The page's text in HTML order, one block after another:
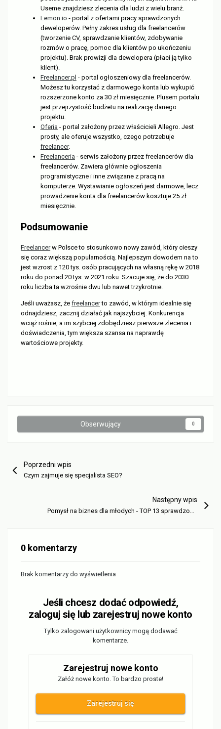
Useme znajdziesz zlecenia dla ludzi z wielu branż.
Lemon.io - portal z ofertami pracy sprawdzonych
deweloperów. Pełny zakres usług dla freelancerów
(tworzenie CV, sprawdzanie klientów, zdobywanie
rozmów o pracę, pomoc dla klientów po ukończeniu
projektu). Brak prowizji dla dewelopera (płaci ją tylko
klient).
Freelancer.pl - portal ogłoszeniowy dla freelancerów.
Możesz tu korzystać z darmowego konta lub wykupić
rozszerzone konto za 30 zł miesięcznie. Plusem portalu
jest przejrzystość budżetu na realizację danego
projektu.
Oferia - portal założony przez właścicieli Allegro. Jest
prosty, ale oferuje wszystko, czego potrzebuje
freelancer.
Freelanceria - serwis założony przez freelancerów dla
freelancerów. Zawiera głównie ogłoszenia
programistyczne i inne związane z pracą na
komputerze. Wystawianie ogłoszeń jest darmowe, lecz
prowadzenie konta dla freelancerów kosztuje 25 zł
miesięcznie.
Podsumowanie
Freelancerw Polsce to stosunkowo nowy zawód, który cieszy
się coraz większą popularnością. Najlepszym dowodem na to
jest wzrost z 120 tys. osób pracujących na własną rękę w 2018
roku do ponad 20 tys. w 2021 roku. Szacuje się, że do 2030
roku liczba ta wzrośnie dwu lub nawet trzykrotnie.
Jeśli uważasz, że freelancerto zawód, w którym idealnie się
odnajdziesz, zacznij działać jak najszybciej. Konkurencja
wciąż rośnie, a im szybciej zdobędziesz pierwsze zlecenia i
doświadczenia, tym większa szansa na naprawdę
wartościowe projekty.
Obserwujący 0
Poprzedni wpis
Czym zajmuje się specjalista SEO?
Następny wpis
0 komentarzy
Brak komentarzy do wyświetlenia
Jeśli chcesz dodać odpowiedź,
zaloguj się lub zarejestruj nowe konto
Tylko zalogowani użytkownicy mogą dodawać
komentarze.
Zarejestruj nowe konto
Załóż nowe konto. To bardzo proste!
Zarejestruj się